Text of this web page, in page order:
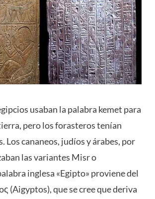
usaban la palabra kemet para
pero los forasteros tenían
Los cananeos, judíos y árabes, por
las variantes Misr o
inglesa «Egipto» proviene del
(Aigyptos), que se cree que deriva